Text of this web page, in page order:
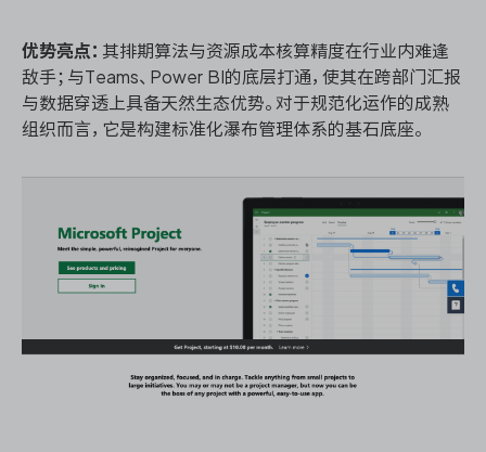
优势亮点： 其排期算法与资源成本核算精度在行业内难逢
敌手；与Teams、Power BI的底层打通，使其在跨部门汇报
与数据穿透上具备天然生态优势。对于规范化运作的成熟
组织而言，它是构建标准化瀑布管理体系的基石底座。